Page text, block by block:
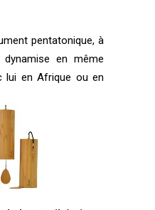
pentatonique, à
en même
lui en Afrique ou en